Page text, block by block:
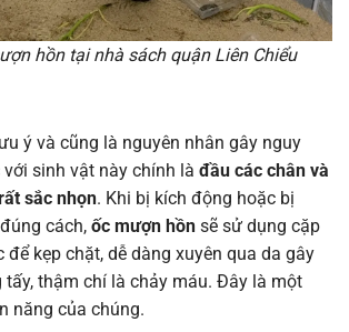
hồn tại nhà sách quận Liên Chiểu
ý và cũng là nguyên nhân gây nguy
sinh vật này chính là đầu các chân và
sắc nhọn. Khi bị kích động hoặc bị
cách, ốc mượn hồn sẽ sử dụng cặp
để kẹp chặt, dễ dàng xuyên qua da gây
thậm chí là chảy máu. Đây là một
năng của chúng.